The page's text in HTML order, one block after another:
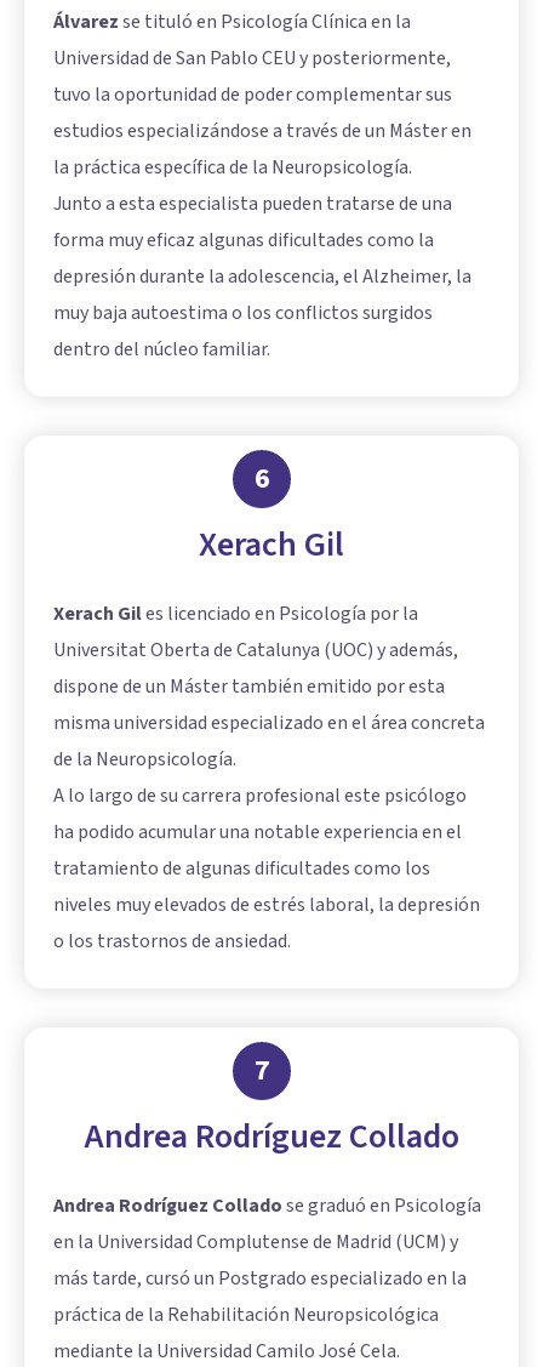
Álvarezse tituló en Psicología Clínica en la
Universidad de San Pablo CEU y posteriormente,
tuvo la oportunidad de poder complementar sus
estudios especializándose a través de un Máster en
la práctica específica de la Neuropsicología.
Junto a esta especialista pueden tratarse de una
forma muy eficaz algunas dificultades como la
depresión durante la adolescencia, el Alzheimer, la
muy baja autoestima o los conflictos surgidos
dentro del núcleo familiar.
6
Xerach Gil
Xerach Giles licenciado en Psicología por la
Universitat Oberta de Catalunya (UOC) y además,
dispone de un Máster también emitido por esta
misma universidad especializado en el área concreta
de la Neuropsicología.
A lo largo de su carrera profesional este psicólogo
ha podido acumular una notable experiencia en el
tratamiento de algunas dificultades como los
niveles muy elevados de estrés laboral, la depresión
o los trastornos de ansiedad.
7
Andrea Rodríguez Collado
Andrea Rodríguez Colladose graduó en Psicología
en la Universidad Complutense de Madrid (UCM) y
más tarde, cursó un Postgrado especializado en la
práctica de la Rehabilitación Neuropsicológica
mediante la Universidad Camilo José Cela.